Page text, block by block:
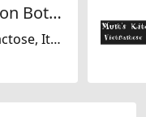
Restaurant Station Bottmingen
Sans gluten, Sans lactose, Italienne, Suisse